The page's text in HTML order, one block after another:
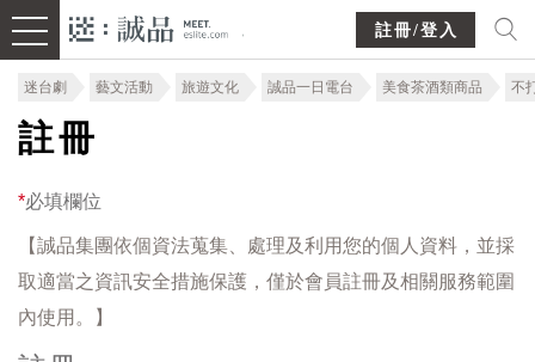
註冊/登入
迷台劇 藝文活動 旅遊文化 誠品一日電台 美食茶酒類商品 不
註冊
*必填欄位
【誠品集團依個資法蒐集、處理及利用您的個人資料，並採
取適當之資訊安全措施保護，僅於會員註冊及相關服務範圍
內使用。】